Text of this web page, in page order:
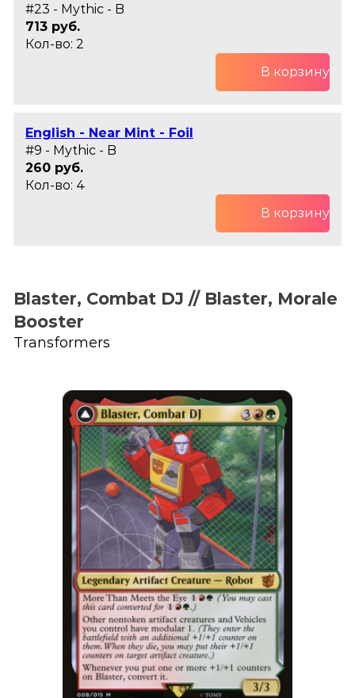
#23 - Mythic - B
713 руб.
Кол-во: 2
В корзину
English - Near Mint - Foil
#9 - Mythic - B
260 руб.
Кол-во: 4
В корзину
Blaster, Combat DJ // Blaster, Morale
Booster
Transformers